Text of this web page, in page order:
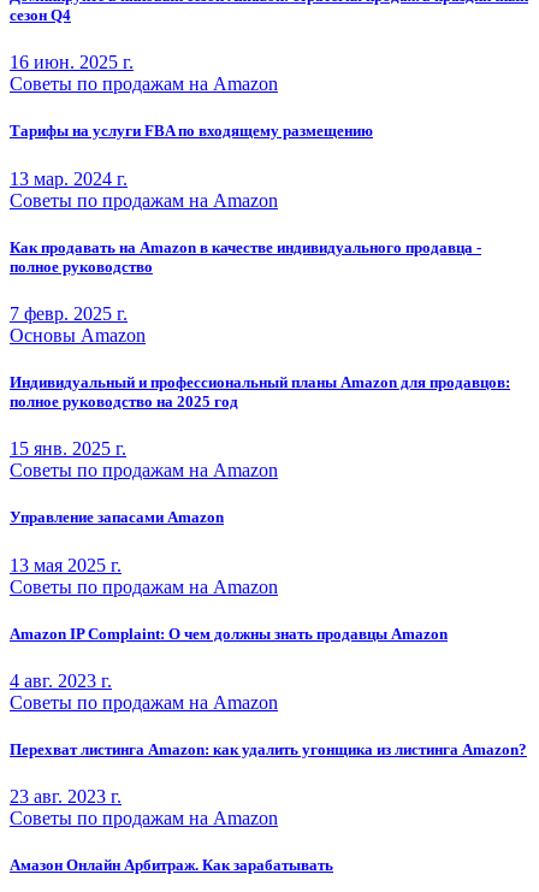
сезон Q4
16 июн. 2025 г.
Советы по продажам на Amazon
Тарифы на услуги FBA по входящему размещению
13 мар. 2024 г.
Советы по продажам на Amazon
Как продавать на Amazon в качестве индивидуального продавца -
полное руководство
7 февр. 2025 г.
Основы Amazon
Индивидуальный и профессиональный планы Amazon для продавцов:
полное руководство на 2025 год
15 янв. 2025 г.
Советы по продажам на Amazon
Управление запасами Amazon
13 мая 2025 г.
Советы по продажам на Amazon
Amazon IP Complaint: О чем должны знать продавцы Amazon
4 авг. 2023 г.
Советы по продажам на Amazon
Перехват листинга Amazon: как удалить угонщика из листинга Amazon?
23 авг. 2023 г.
Советы по продажам на Amazon
Амазон Онлайн Арбитраж. Как зарабатывать